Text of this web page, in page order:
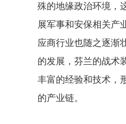
殊的地缘政治环境，
展军事和安保相关产
应商行业也随之逐渐
的发展，芬兰的战术
丰富的经验和技术，
的产业链。